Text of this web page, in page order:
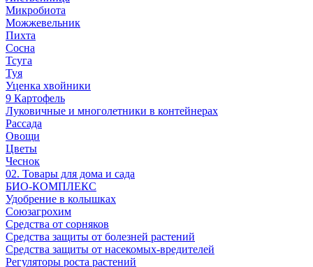
Микробиота
Можжевельник
Пихта
Сосна
Тсуга
Туя
Уценка хвойники
9 Картофель
Луковичные и многолетники в контейнерах
Рассада
Овощи
Цветы
Чеснок
02. Товары для дома и сада
БИО-КОМПЛЕКС
Удобрение в колышках
Союзагрохим
Средства от сорняков
Средства защиты от болезней растений
Средства защиты от насекомых-вредителей
Регуляторы роста растений